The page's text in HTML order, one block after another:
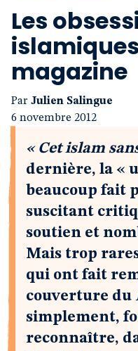
Les
magazine
Par Julien Salingue
6 novembre 2012
« Cet islam
dernière, la «
beaucoup fait
suscitant
soutien et
Mais trop
qui ont fait
couverture du
simplement,
reconnaître,